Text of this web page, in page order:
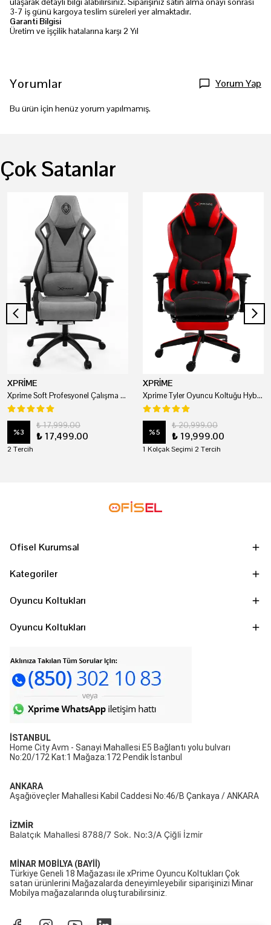
3-7 iş günü kargoya teslim süreleri yer almaktadır.
Garanti Bilgisi
Üretim ve işçilik hatalarına karşı 2 Yıl
Yorumlar Yorum Yap
Bu ürün için henüz yorum yapılmamış.
Çok Satanlar
XPRİME
Xprime Soft Profesyonel Çalışma Ve Oyuncu Koltuğu
%3
₺ 17,999.00
₺ 17,499.00
2 Tercih
XPRİME
Xprime Tyler Oyuncu Koltuğu Hybrid Kumaş Kırmızı
%5
₺ 20,999.00
₺ 19,999.00
1 Kolçak Seçimi 2 Tercih
Ofisel Kurumsal
Kategoriler
Oyuncu Koltukları
Oyuncu Koltukları
İSTANBUL
Home City Avm - Sanayi Mahallesi E5 Bağlantı yolu bulvarı
No:20/172 Kat:1 Mağaza:172 Pendik İstanbul
ANKARA
Aşağıöveçler Mahallesi Kabil Caddesi No:46/B Çankaya / ANKARA
İZMİR
Balatçık Mahallesi 8788/7 Sok. No:3/A Çiğli İzmir
MİNAR MOBİLYA (BAYİİ)
Türkiye Geneli 18 Mağazası ile xPrime Oyuncu Koltukları Çok
satan ürünlerini Mağazalarda deneyimleyebilir siparişinizi Minar
Mobilya mağazalarında oluşturabilirsiniz.